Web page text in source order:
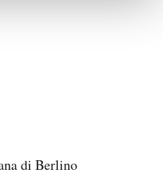
di Berlino